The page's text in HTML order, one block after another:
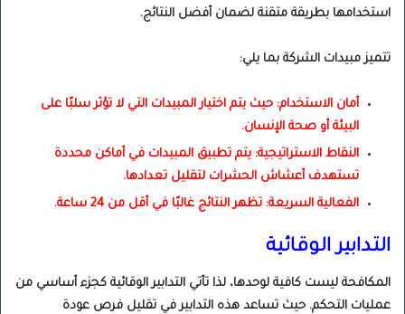
استخدامها بطريقة متقنة لضمان أفضل النتائج.
تتميز مبيدات الشركة بما يلي:
أمان الاستخدام: حيث يتم اختيار المبيدات التي لا تؤثر سلبًا على
البيئة أو صحة الإنسان.
النقاط الاستراتيجية: يتم تطبيق المبيدات في أماكن محددة
تستهدف أعشاش الحشرات لتقليل تعدادها.
الفعالية السريعة: تظهر النتائج غالبًا في أقل من 24 ساعة.
التدابير الوقائية
المكافحة ليست كافية لوحدها، لذا تأتي التدابير الوقائية كجزء أساسي من
عمليات التحكم. حيث تساعد هذه التدابير في تقليل فرص عودة